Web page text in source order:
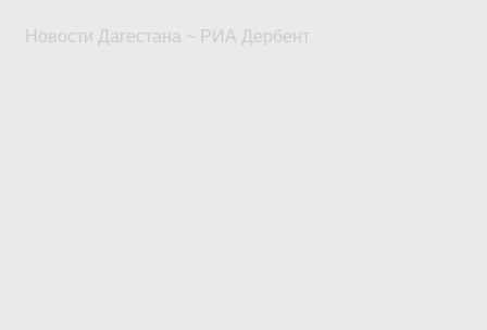
Новости Дагестана ~ РИА Дербент